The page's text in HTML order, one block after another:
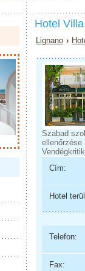
Hotel
Lignano ›
Szabad
ellenőrzése
Cím:
Hotel
Telefon:
Fax: